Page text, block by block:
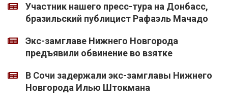
Участник нашего пресс-тура на Донбасс,
бразильский публицист Рафаэль Мачадо
Экс-замглаве Нижнего Новгорода
предъявили обвинение во взятке
В Сочи задержали экс-замглавы Нижнего
Новгорода Илью Штокмана